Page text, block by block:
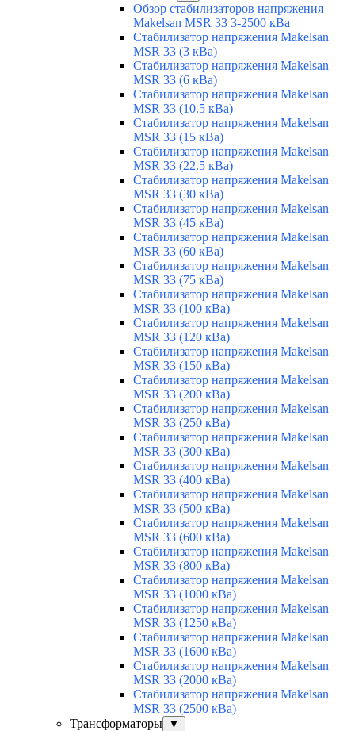
Обзор стабилизаторов напряжения
Makelsan MSR 33 3-2500 кВа
Стабилизатор напряжения Makelsan
MSR 33 (3 кВа)
Стабилизатор напряжения Makelsan
MSR 33 (6 кВа)
Стабилизатор напряжения Makelsan
MSR 33 (10.5 кВа)
Стабилизатор напряжения Makelsan
MSR 33 (15 кВа)
Стабилизатор напряжения Makelsan
MSR 33 (22.5 кВа)
Стабилизатор напряжения Makelsan
MSR 33 (30 кВа)
Стабилизатор напряжения Makelsan
MSR 33 (45 кВа)
Стабилизатор напряжения Makelsan
MSR 33 (60 кВа)
Стабилизатор напряжения Makelsan
MSR 33 (75 кВа)
Стабилизатор напряжения Makelsan
MSR 33 (100 кВа)
Стабилизатор напряжения Makelsan
MSR 33 (120 кВа)
Стабилизатор напряжения Makelsan
MSR 33 (150 кВа)
Стабилизатор напряжения Makelsan
MSR 33 (200 кВа)
Стабилизатор напряжения Makelsan
MSR 33 (250 кВа)
Стабилизатор напряжения Makelsan
MSR 33 (300 кВа)
Стабилизатор напряжения Makelsan
MSR 33 (400 кВа)
Стабилизатор напряжения Makelsan
MSR 33 (500 кВа)
Стабилизатор напряжения Makelsan
MSR 33 (600 кВа)
Стабилизатор напряжения Makelsan
MSR 33 (800 кВа)
Стабилизатор напряжения Makelsan
MSR 33 (1000 кВа)
Стабилизатор напряжения Makelsan
MSR 33 (1250 кВа)
Стабилизатор напряжения Makelsan
MSR 33 (1600 кВа)
Стабилизатор напряжения Makelsan
MSR 33 (2000 кВа)
Стабилизатор напряжения Makelsan
MSR 33 (2500 кВа)
Трансформаторы
▼